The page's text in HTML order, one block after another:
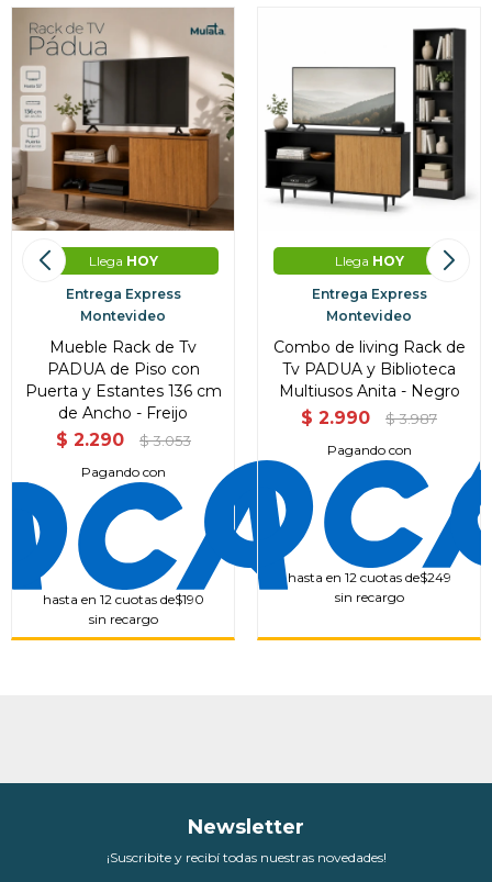
Llega HOY
Entrega Express
Montevideo
Mueble Rack de Tv
PADUA de Piso con
Puerta y Estantes 136 cm
de Ancho - Freijo
$ 2.290 $ 3.053
Pagando con
hasta en 12 cuotas de$190
sin recargo
Llega HOY
Entrega Express
Montevideo
Combo de living Rack de
Tv PADUA y Biblioteca
Multiusos Anita - Negro
$ 2.990 $ 3.987
Pagando con
hasta en 12 cuotas de$249
sin recargo
Newsletter
¡Suscribite y recibí todas nuestras novedades!